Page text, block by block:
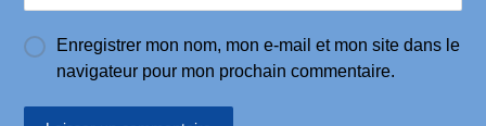
Enregistrer mon nom, mon e-mail et mon site dans le
navigateur pour mon prochain commentaire.